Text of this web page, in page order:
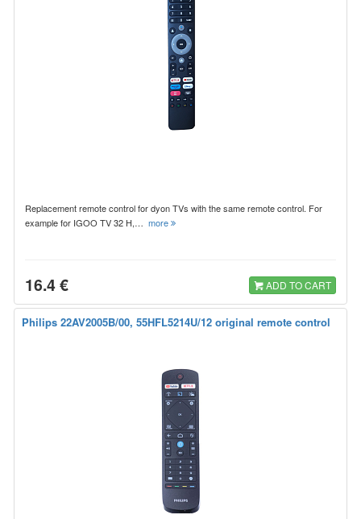
Replacement remote control for dyon TVs with the same remote control. For
example for IGOO TV 32 H,… more
16.4 € ADD TO CART
Philips 22AV2005B/00, 55HFL5214U/12 original remote control